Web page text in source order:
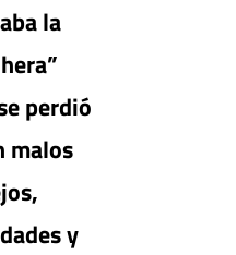
la
perdió
malos
y